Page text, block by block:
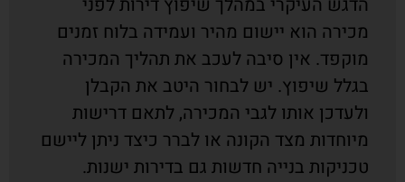
הדגש העיקרי במהלך שיפוץ דירות לפני
מכירה הוא יישום מהיר ועמידה בלוח זמנים
מוקפד. אין סיבה לעכב את תהליך המכירה
בגלל שיפוץ. יש לבחור היטב את הקבלן
ולעדכן אותו לגבי המכירה, לתאם דרישות
מיוחדות מצד הקונה או לברר כיצד ניתן ליישם
טכניקות בנייה חדשות גם בדירות ישנות.